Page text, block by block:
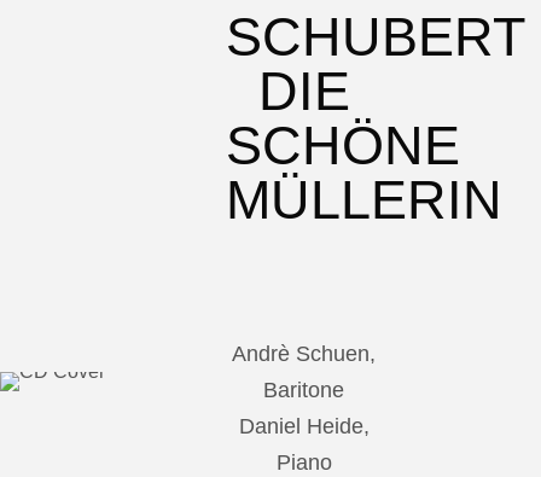
SCHUBERT
DIE
SCHÖNE
MÜLLERIN
Andrè Schuen,
Baritone
Daniel Heide,
Piano